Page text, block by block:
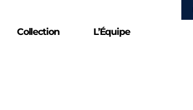
Collection L’Équipe